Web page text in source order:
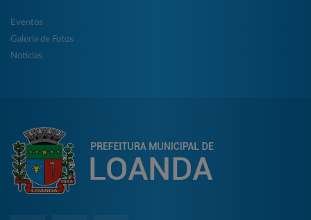
Eventos
Galeria de Fotos
Notícias